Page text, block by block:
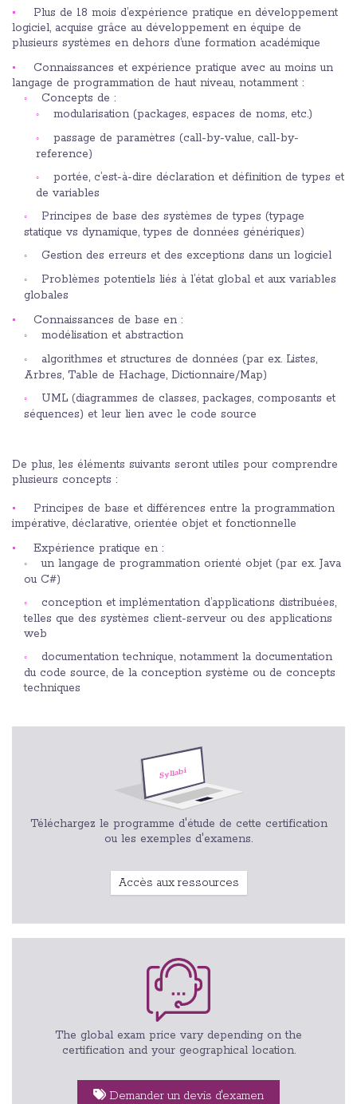
Plus de 18 mois d’expérience pratique en développement
logiciel, acquise grâce au développement en équipe de
plusieurs systèmes en dehors d’une formation académique
Connaissances et expérience pratique avec au moins un
langage de programmation de haut niveau, notamment :
Concepts de :
modularisation (packages, espaces de noms, etc.)
passage de paramètres (call-by-value, call-by-
reference)
portée, c’est-à-dire déclaration et définition de types et
de variables
Principes de base des systèmes de types (typage
statique vs dynamique, types de données génériques)
Gestion des erreurs et des exceptions dans un logiciel
Problèmes potentiels liés à l’état global et aux variables
globales
Connaissances de base en :
modélisation et abstraction
algorithmes et structures de données (par ex. Listes,
Arbres, Table de Hachage, Dictionnaire/Map)
UML (diagrammes de classes, packages, composants et
séquences) et leur lien avec le code source
De plus, les éléments suivants seront utiles pour comprendre
plusieurs concepts :
Principes de base et différences entre la programmation
impérative, déclarative, orientée objet et fonctionnelle
Expérience pratique en :
un langage de programmation orienté objet (par ex. Java
ou C#)
conception et implémentation d’applications distribuées,
telles que des systèmes client-serveur ou des applications
web
documentation technique, notamment la documentation
du code source, de la conception système ou de concepts
techniques
Téléchargez le programme d'étude de cette certification
ou les exemples d'examens.
Accès aux ressources
The global exam price vary depending on the
certification and your geographical location.
Demander un devis d'examen